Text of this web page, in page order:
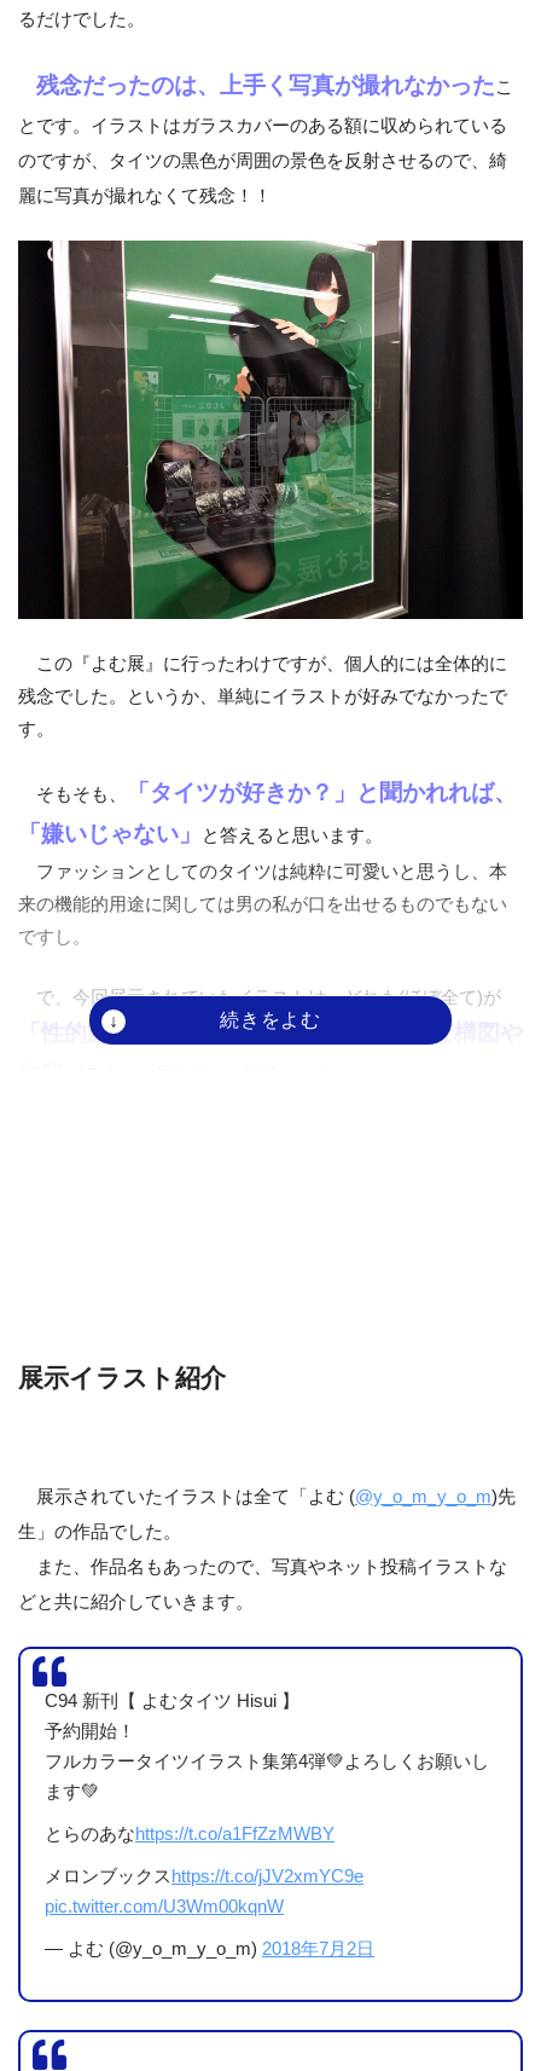
【開催概要】
場所：とらのあな 秋葉原店C
期間：2018/8/31(金) ～ 9/17(月)
公式サイト：リンク
【よむ】
Twitter：
リンク
HP「よむ書店」：リンク
pixiv：リンク
るだけでした。
残念だったのは、上手く写真が撮れなかったこ
とです。イラストはガラスカバーのある額に収められている
のですが、タイツの黒色が周囲の景色を反射させるので、綺
麗に写真が撮れなくて残念！！
この『よむ展』に行ったわけですが、個人的には全体的に
残念でした。というか、単純にイラストが好みでなかったで
す。
そもそも、
「タイツが好きか？」と聞かれれば、
「嫌いじゃない」
と答えると思います。
ファッションとしてのタイツは純粋に可愛いと思うし、本
来の機能的用途に関しては男の私が口を出せるものでもない
ですし。
で、今回展示されていたイラストは、どれも(ほぼ全て)が
「性的趣向を強調して見せつける」ような構図や
多分、一番気になったのは
なのか痴女なのかいまいち読み取れなかったです。
が凄いと思います。
展示イラスト紹介
展示されていたイラストは全て「よむ (@y_o_m_y_o_m)先
生」の作品でした。
また、作品名もあったので、写真やネット投稿イラストな
どと共に紹介していきます。
C94 新刊【 よむタイツ Hisui 】
予約開始！
フルカラータイツイラスト集第4弾💚よろしくお願いし
ます💚
とらのあなhttps://t.co/a1FfZzMWBY
メロンブックスhttps://t.co/jJV2xmYC9e
pic.twitter.com/U3Wm00kqnW
— よむ (@y_o_m_y_o_m) 2018年7月2日